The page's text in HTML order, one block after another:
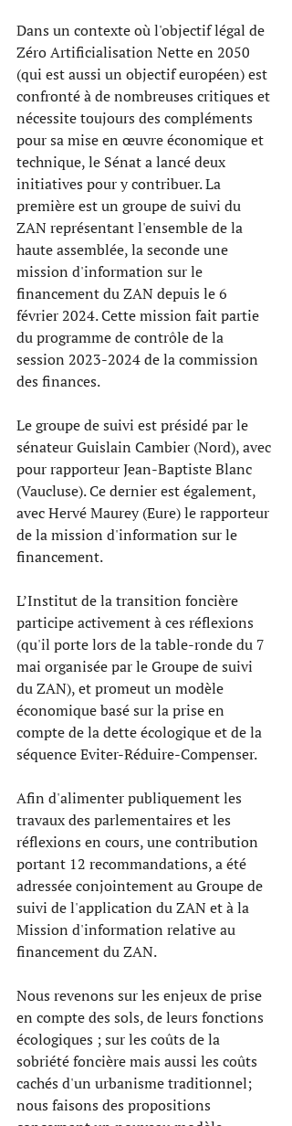
Dans un contexte où l'objectif légal de
Zéro Artificialisation Nette en 2050
(qui est aussi un objectif européen) est
confronté à de nombreuses critiques et
nécessite toujours des compléments
pour sa mise en œuvre économique et
technique, le Sénat a lancé deux
initiatives pour y contribuer. La
première est un groupe de suivi du
ZAN représentant l'ensemble de la
haute assemblée, la seconde une
mission d'information sur le
financement du ZAN depuis le 6
février 2024. Cette mission fait partie
du programme de contrôle de la
session 2023-2024 de la commission
des finances.
Le groupe de suivi est présidé par le
sénateur Guislain Cambier (Nord), avec
pour rapporteur Jean-Baptiste Blanc
(Vaucluse). Ce dernier est également,
avec Hervé Maurey (Eure) le rapporteur
de la mission d'information sur le
financement.
L’Institut de la transition foncière
participe activement à ces réflexions
(qu'il porte lors de la table-ronde du 7
mai organisée par le Groupe de suivi
du ZAN), et promeut un modèle
économique basé sur la prise en
compte de la dette écologique et de la
séquence Eviter-Réduire-Compenser.
Afin d'alimenter publiquement les
travaux des parlementaires et les
réflexions en cours, une contribution
portant 12 recommandations, a été
adressée conjointement au Groupe de
suivi de l'application du ZAN et à la
Mission d'information relative au
financement du ZAN.
Nous revenons sur les enjeux de prise
en compte des sols, de leurs fonctions
écologiques ; sur les coûts de la
sobriété foncière mais aussi les coûts
cachés d'un urbanisme traditionnel;
nous faisons des propositions